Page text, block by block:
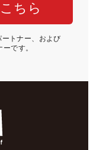
ちら
トナー、および
です。